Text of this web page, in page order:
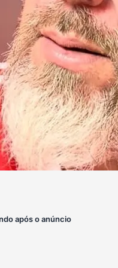
após o anúncio